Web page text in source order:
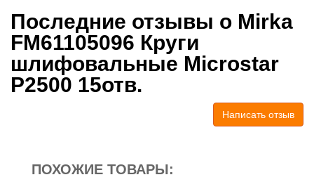
Последние отзывы о Mirka
FM61105096 Круги
шлифовальные Microstar
P2500 15отв.
Написать отзыв
ПОХОЖИЕ ТОВАРЫ: